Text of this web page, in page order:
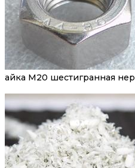
Гайка М20 шестигранная